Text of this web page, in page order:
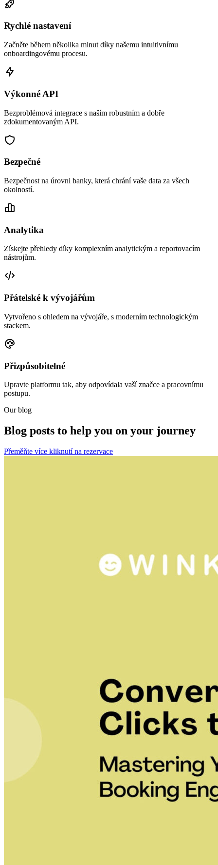
Rychlé nastavení
Začněte během několika minut díky našemu intuitivnímu
onboardingovému procesu.
Výkonné API
Bezproblémová integrace s naším robustním a dobře
zdokumentovaným API.
Bezpečné
Bezpečnost na úrovni banky, která chrání vaše data za všech
okolností.
Analytika
Získejte přehledy díky komplexním analytickým a reportovacím
nástrojům.
Přátelské k vývojářům
Vytvořeno s ohledem na vývojáře, s moderním technologickým
stackem.
Přizpůsobitelné
Upravte platformu tak, aby odpovídala vaší značce a pracovnímu
postupu.
Our blog
Blog posts to help you on your journey
Přeměňte více kliknutí na rezervace